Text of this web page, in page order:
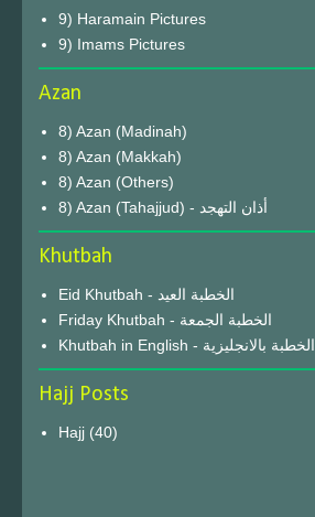
9) Haramain Pictures
9) Imams Pictures
Azan
8) Azan (Madinah)
8) Azan (Makkah)
8) Azan (Others)
8) Azan (Tahajjud) - أذان التهجد
Khutbah
Eid Khutbah - الخطبة العيد
Friday Khutbah - الخطبة الجمعة
Khutbah in English - الخطبة بالانجليزية
Hajj Posts
Hajj (40)